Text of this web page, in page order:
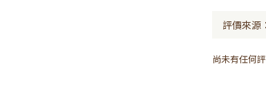
尚未有任何